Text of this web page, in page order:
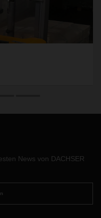
News von DACHSER